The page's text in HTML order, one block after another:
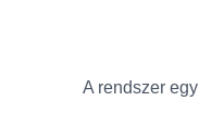
A rendszer